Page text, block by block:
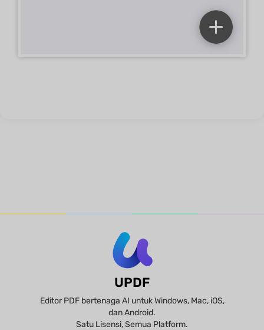
UPDF
Editor PDF bertenaga AI untuk Windows, Mac, iOS,
dan Android.
Satu Lisensi, Semua Platform.